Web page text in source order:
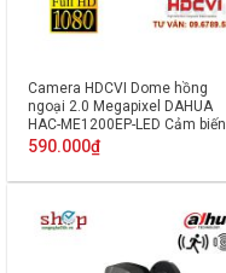
Camera HDCVI Dome hồng
ngoại 2.0 Megapixel DAHUA
HAC-ME1200EP-LED Cảm biến
thân nhiệt PIR
590.000₫